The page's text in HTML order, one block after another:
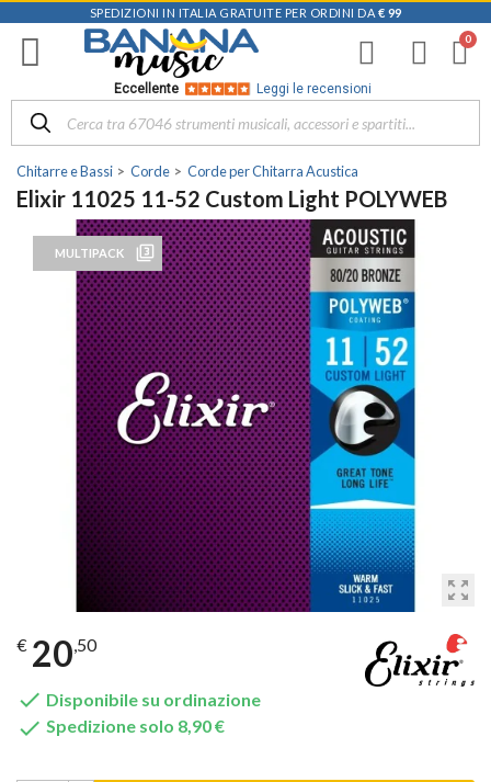
SPEDIZIONI IN ITALIA GRATUITE PER ORDINI DA € 99
Eccellente Leggi le recensioni
Chitarre e Bassi Corde Corde per Chitarra Acustica
Elixir 11025 11-52 Custom Light POLYWEB
MULTIPACK filter_3
zoom_out_map
€ 20,50
 Disponibile su ordinazione
 Spedizione solo 8,90 €